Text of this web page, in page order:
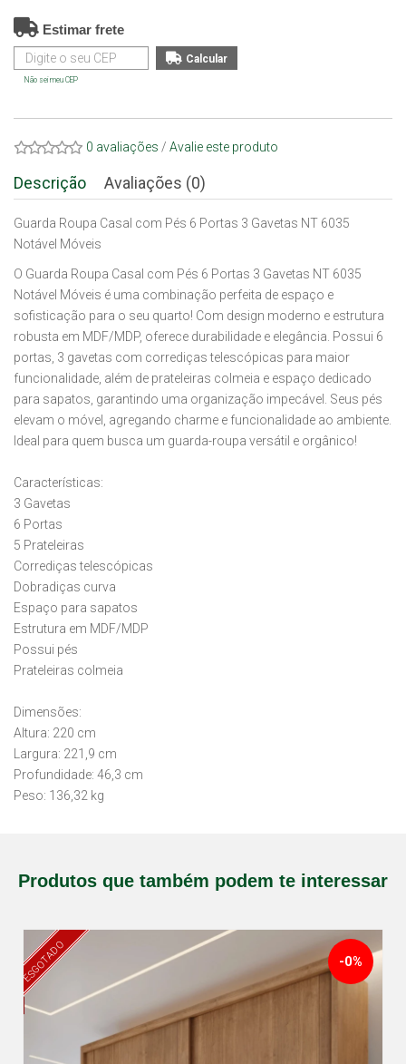
Estimar frete
Não sei meu CEP
0 avaliações / Avalie este produto
Descrição Avaliações (0)
Guarda Roupa Casal com Pés 6 Portas 3 Gavetas NT 6035
Notável Móveis
O Guarda Roupa Casal com Pés 6 Portas 3 Gavetas NT 6035
Notável Móveis é uma combinação perfeita de espaço e
sofisticação para o seu quarto! Com design moderno e estrutura
robusta em MDF/MDP, oferece durabilidade e elegância. Possui 6
portas, 3 gavetas com corrediças telescópicas para maior
funcionalidade, além de prateleiras colmeia e espaço dedicado
para sapatos, garantindo uma organização impecável. Seus pés
elevam o móvel, agregando charme e funcionalidade ao ambiente.
Ideal para quem busca um guarda-roupa versátil e orgânico!
Características:
3 Gavetas
6 Portas
5 Prateleiras
Corrediças telescópicas
Dobradiças curva
Espaço para sapatos
Estrutura em MDF/MDP
Possui pés
Prateleiras colmeia
Dimensões:
Altura: 220 cm
Largura: 221,9 cm
Profundidade: 46,3 cm
Peso: 136,32 kg
Produtos que também podem te interessar
ESGOTADO -0%